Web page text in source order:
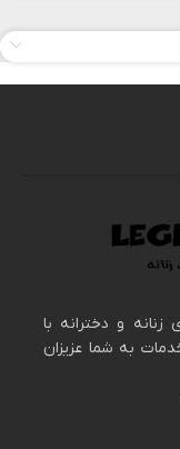
و دخترانه با
خدمات به شما عزیزان